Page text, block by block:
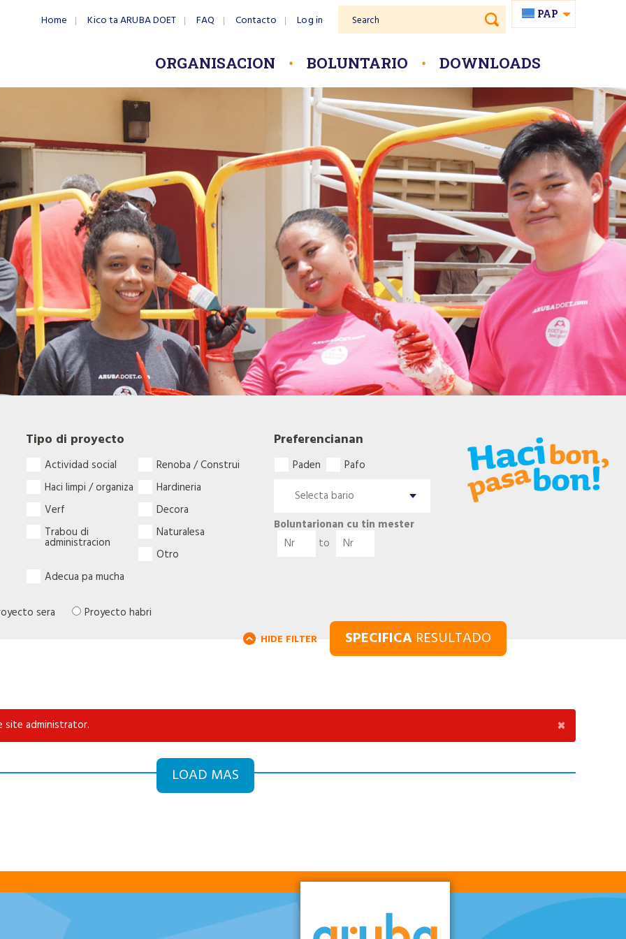
PAP
ORGANISACION BOLUNTARIO DOWNLOADS
Home Kico ta ARUBA DOET FAQ Contacto Log in Search
HIDE FILTER SPECIFICA RESULTADO
Tipo di proyecto
Actividad social
Renoba / Construi
Haci limpi / organiza
Hardineria
Verf
Decora
Trabou di
administracion
Naturalesa
Otro
Adecua pa mucha
Preferencianan
Paden Pafo
Boluntarionan cu tin mester
to
sera Proyecto habri
×
site administrator.
LOAD MAS